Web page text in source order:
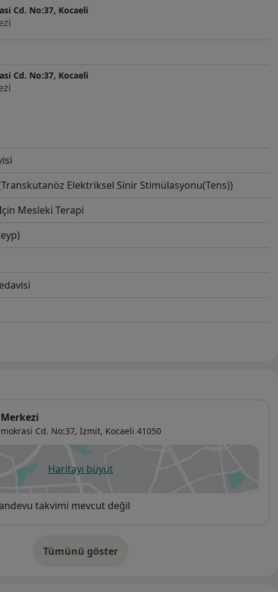
Cd. No:37, Kocaeli
Cd. No:37, Kocaeli
Elektriksel Sinir Stimülasyonu(Tens))
Mesleki Terapi
Cd. No:37, İzmit, Kocaeli 41050
Haritayı büyüt
yeni bir sekmede açılır
takvimi mevcut değil
Tümünü göster
adres hakkında